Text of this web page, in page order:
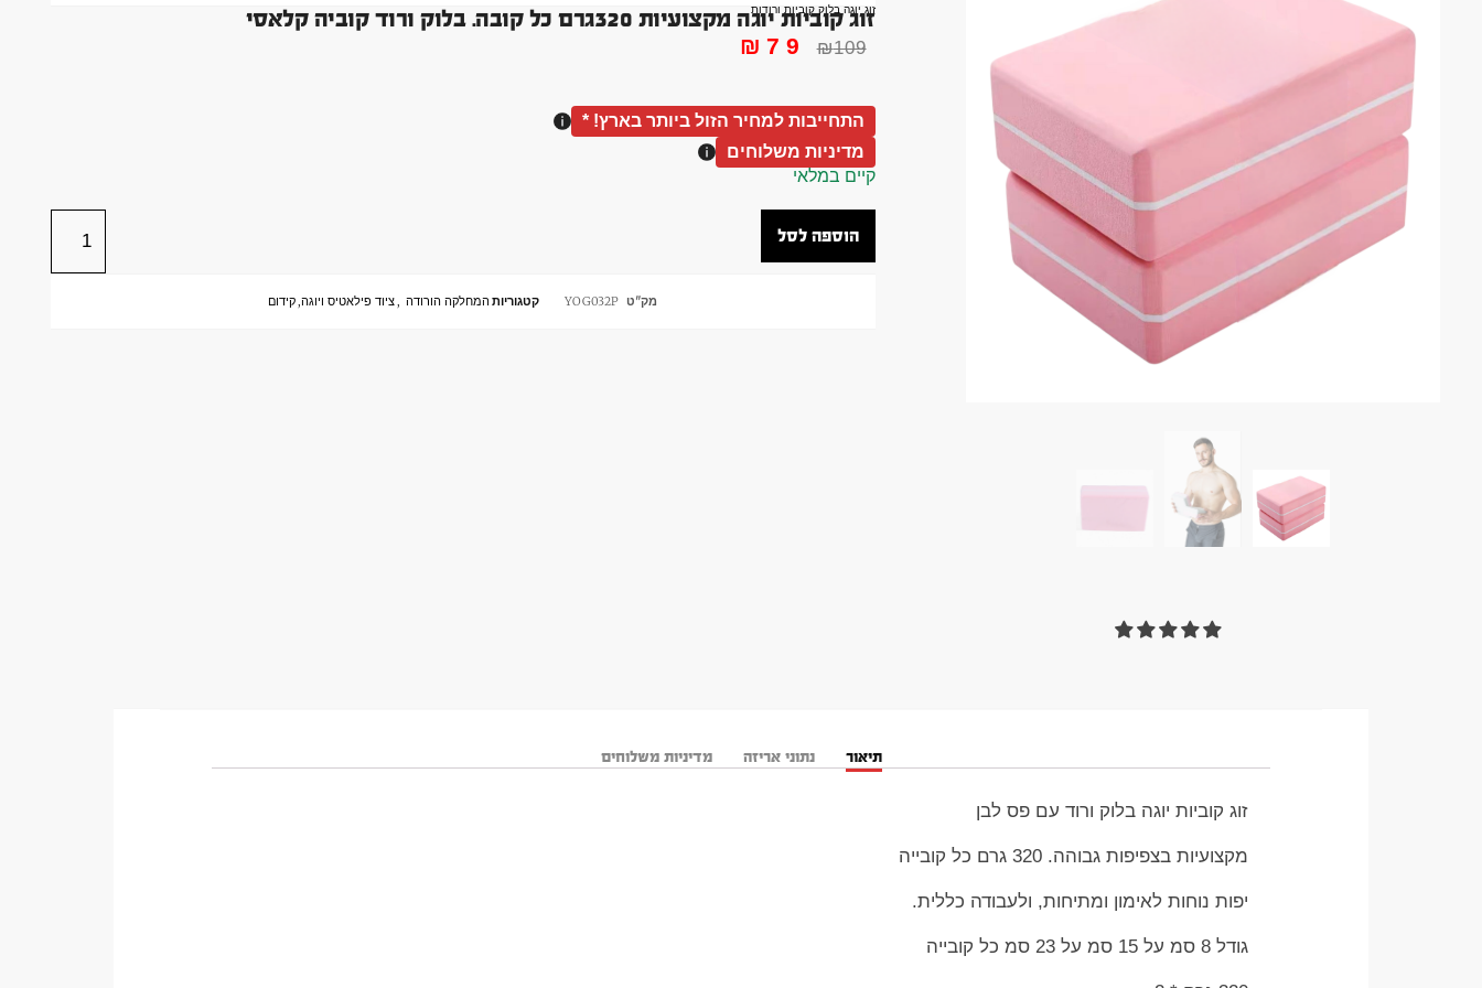
זוג קוביות יוגה מקצועיות 320גרם כל קובה. בלוק ורוד קוביה קלאסי
זוג יוגה בלוק קוביות ורודות
₪109
₪79
התחייבות למחיר הזול ביותר בארץ! *
מדיניות משלוחים
קיים במלאי
הוספה לסל
מק"ט YOG032P קטגוריותהמחלקה הורודה ,ציוד פילאטיס ויוגה,קידום
תיאור נתוני אריזה מדיניות משלוחים
זוג קוביות יוגה בלוק ורוד עם פס לבן
מקצועיות בצפיפות גבוהה. 320 גרם כל קובייה
יפות נוחות לאימון ומתיחות, ולעבודה כללית.
גודל 8 סמ על 15 סמ על 23 סמ כל קובייה